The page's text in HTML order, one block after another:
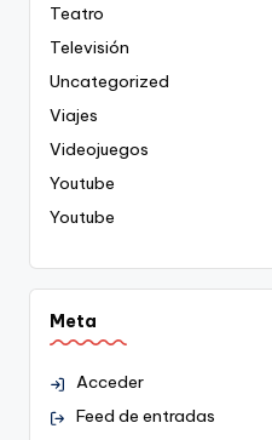
Teatro
Televisión
Uncategorized
Viajes
Videojuegos
Youtube
Youtube
Meta
Acceder
Feed de entradas